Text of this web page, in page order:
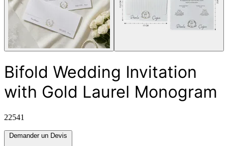
Bifold Wedding Invitation
with Gold Laurel Monogram
22541